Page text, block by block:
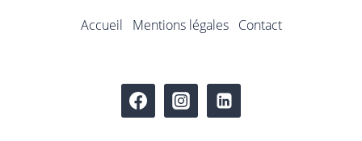
Accueil Mentions légales Contact